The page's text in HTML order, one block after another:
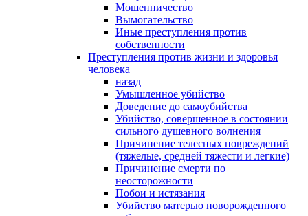
Мошенничество
Вымогательство
Иные преступления против
собственности
Преступления против жизни и здоровья
человека
назад
Умышленное убийство
Доведение до самоубийства
Убийство, совершенное в состоянии
сильного душевного волнения
Причинение телесных повреждений
(тяжелые, средней тяжести и легкие)
Причинение смерти по
неосторожности
Побои и истязания
Убийство матерью новорожденного